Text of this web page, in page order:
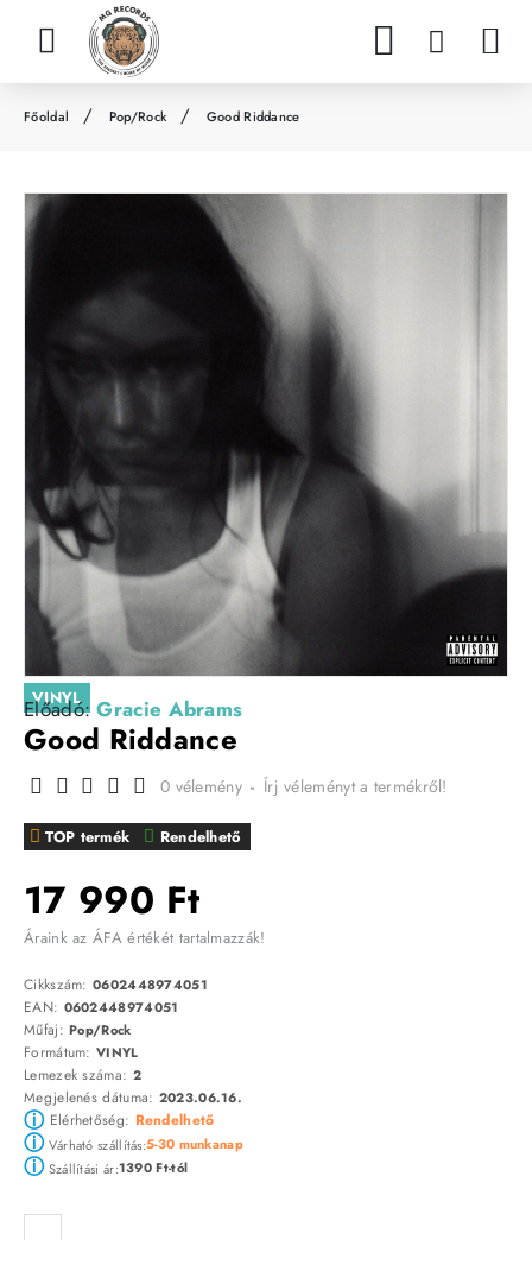
m
e
Pop/Rock Good Riddance
VINYL
Előadó:Gracie Abrams
Good Riddance
TOP termék Rendelhető
0 vélemény - Írj véleményt a termékről!
17 990 Ft
Áraink az ÁFA értékét tartalmazzák!
Cikkszám: 0602448974051
EAN: 0602448974051
Műfaj:Pop/Rock
Formátum: VINYL
Lemezek száma: 2
Megjelenés dátuma: 2023.06.16.
ⓘElérhetőség: Rendelhető
ⓘVárható szállítás:5-30 munkanap
ⓘSzállítási ár:1390 Ft-tól